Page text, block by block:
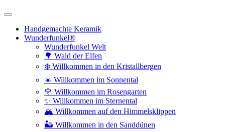
Handgemachte Keramik
Wunderfunkel®
Wunderfunkel Welt
🌳 Wald der Elfen
❄️ Willkommen in den Kristallbergen
☀️ Willkommen im Sonnental
🌹 Willkommen im Rosengarten
✨ Willkommen im Sternental
🏔️ Willkommen auf den Himmelsklippen
🏜️ Willkommen in den Sanddünen